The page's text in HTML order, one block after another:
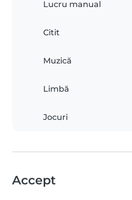
Lucru manual
Citit
Muzică
Limbă
Jocuri
Accept